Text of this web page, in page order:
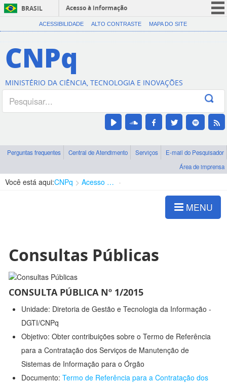
BRASIL
Acesso à informação
CORONAVÍRUS (COVID-19)
Canais
ACESSIBILIDADE ALTO CONTRASTE MAPA DO SITE
CNPq
MINISTÉRIO DA CIÊNCIA, TECNOLOGIA E INOVAÇÕES
Perguntas frequentes Central de Atendimento Serviços
E-mail do Pesquisador
Área de imprensa
Você está aqui:CNPq Acesso à Informação
MENU
Consultas Públicas
CONSULTA PÚBLICA Nº 1/2015
Unidade: Diretoria de Gestão e Tecnologia da Informação -
DGTI/CNPq
Objetivo: Obter contribuições sobre o Termo de Referência
para a Contratação dos Serviços de Manutenção de
Sistemas de Informação para o Órgão
Documento: Termo de Referência para a Contratação dos